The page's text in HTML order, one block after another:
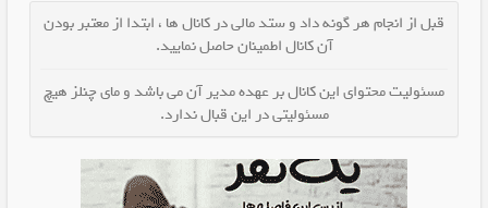
قبل از انجام هر گونه داد و ستد مالی در کانال ها ، ابتدا از معتبر بودن
آن کانال اطمینان حاصل نمایید.
مسئولیت محتوای این کانال بر عهده مدیر آن می باشد و مای چنلز هیچ
مسئولیتی در این قبال ندارد.